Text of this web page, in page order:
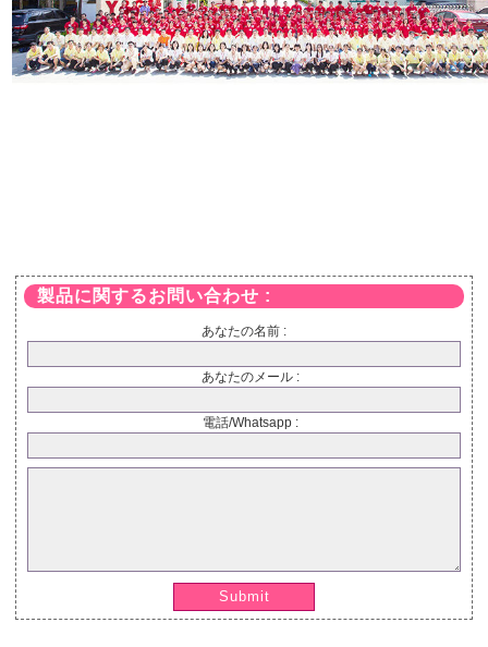
製品に関するお問い合わせ :
あなたの名前 :
あなたのメール :
電話/Whatsapp :
Submit